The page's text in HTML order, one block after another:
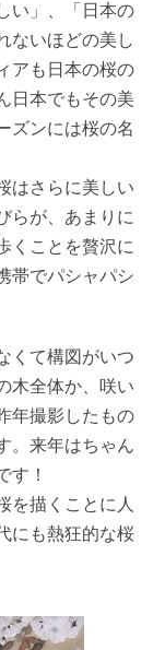
い」、「日本の
ないほどの美し
アも日本の桜の
日本でもその美
ズンには桜の名
はさらに美しい
らが、あまりに
くことを贅沢に
帯でパシャパシ
くて構図がいつ
木全体か、咲い
年撮影したもの
。来年はちゃん
す！
を描くことに人
にも熱狂的な桜